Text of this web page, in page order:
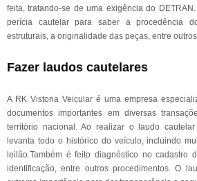
feita, tratando-se de uma exigência do
perícia cautelar para saber a procedência
estruturais, a originalidade das peças, entre
Fazer laudos cautelares
A RK Vistoria Veicular é uma empresa
documentos importantes em diversas
território nacional. Ao realizar o laudo
levanta todo o histórico do veículo, incluindo
leilão.Também é feito diagnóstico no cadastro
identificação, entre outros procedimentos. O